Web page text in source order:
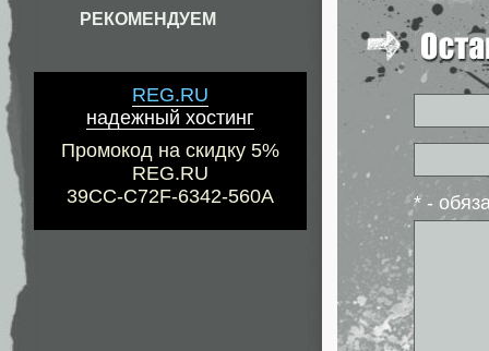
РЕКОМЕНДУЕМ
REG.RU
надежный хостинг
Промокод на скидку 5%
REG.RU
39CC-C72F-6342-560A
* -